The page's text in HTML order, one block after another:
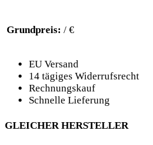
Grundpreis: / €
EU Versand
14 tägiges Widerrufsrecht
Rechnungskauf
Schnelle Lieferung
GLEICHER HERSTELLER